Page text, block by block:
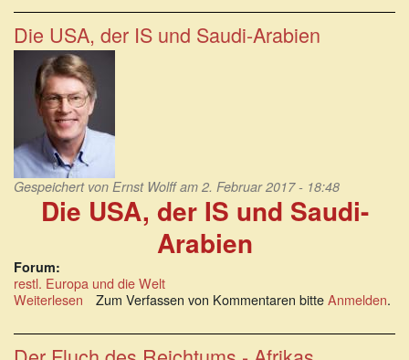
Nahost:
Der
Endkampf
des
Petro-
Dollars
Die USA, der IS und Saudi-Arabien
Gespeichert von Ernst Wolffam 2. Februar 2017 - 18:48
Die USA, der IS und Saudi-
Arabien
Forum:
restl. Europa und die Welt
Weiterlesen über
USA,
der
Zum Verfassen von Kommentaren bitteAnmelden.